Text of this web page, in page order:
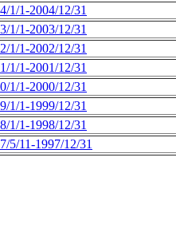
1/1-2004/12/31
1/1-2003/12/31
1/1-2002/12/31
1/1-2001/12/31
1/1-2000/12/31
1/1-1999/12/31
1/1-1998/12/31
5/11-1997/12/31